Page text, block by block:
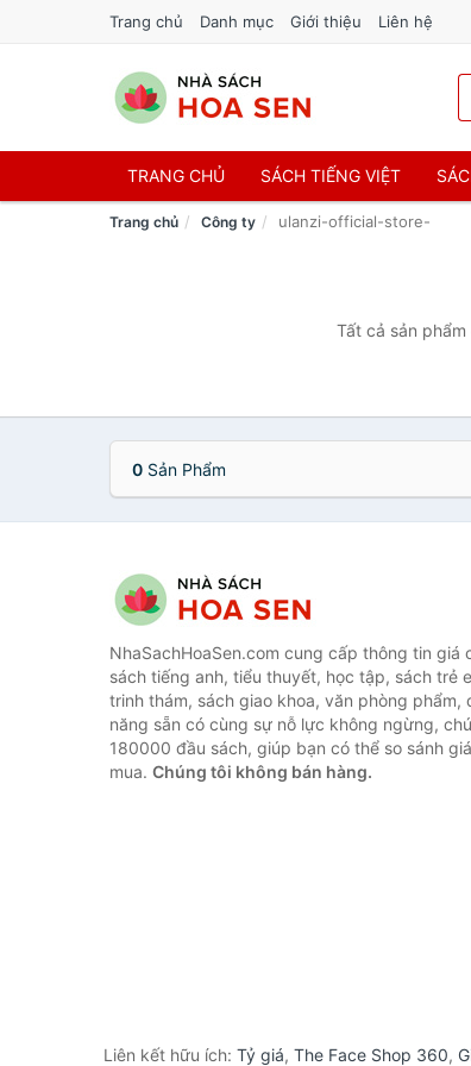
Trang chủ Danh mục Giới thiệu Liên hệ
TRANG CHỦ SÁCH TIẾNG VIỆT
Trang chủ Công ty ulanzi-official-store-
Tất cả sản
0 Sản Phẩm
NhaSachHoaSen.com cung cấp thông tin giá
sách tiếng anh, tiểu thuyết, học tập, sách trẻ
trinh thám, sách giao khoa, văn phòng phẩm,
năng sẵn có cùng sự nỗ lực không ngừng,
180000 đầu sách, giúp bạn có thể so sánh
mua. Chúng tôi không bán hàng.
Liên kết hữu ích: Tỷ giá, The Face Shop 360,